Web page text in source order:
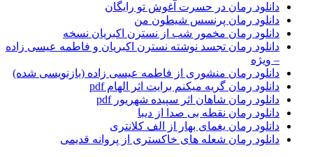
دانلود رمان در حسرت آغوش تو رایگان
دانلود رمان پرنسس شیطون من
دانلود رمان مخمور شب از نسترن اکبریان نسخه
دانلود رمان تجسد نوشته نسترن اکبریان و فاطمه عیسی زاده
– ویژه
دانلود رمان منشوری از فاطمه عیسی زاده (بازنویسی شده)
دانلود رمان گریه میکنم برایت اثر الهام pdf
دانلود رمان شاهان اثر سپیده شهریور pdf
دانلود رمان نقطه بی صدا از دیبا
دانلود رمان یغمای بهار از الف کلانتری
دانلود رمان شعله های خاکستری از پروانه قدیمی